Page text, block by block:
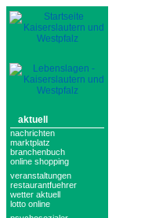
aktuell
nachrichten
marktplatz
branchenbuch
online shopping
veranstaltungen
restaurantfuehrer
wetter aktuell
lotto online